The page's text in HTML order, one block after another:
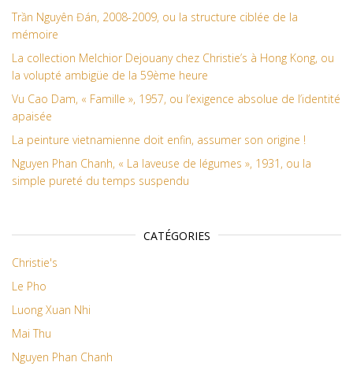
Trần Nguyên Đán, 2008-2009, ou la structure ciblée de la
mémoire
La collection Melchior Dejouany chez Christie’s à Hong Kong, ou
la volupté ambigüe de la 59ème heure
Vu Cao Dam, « Famille », 1957, ou l’exigence absolue de l’identité
apaisée
La peinture vietnamienne doit enfin, assumer son origine !
Nguyen Phan Chanh, « La laveuse de légumes », 1931, ou la
simple pureté du temps suspendu
CATÉGORIES
Christie's
Le Pho
Luong Xuan Nhi
Mai Thu
Nguyen Phan Chanh